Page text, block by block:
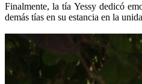
Finalmente, la tía Yessy dedicó
demás tías en su estancia en la